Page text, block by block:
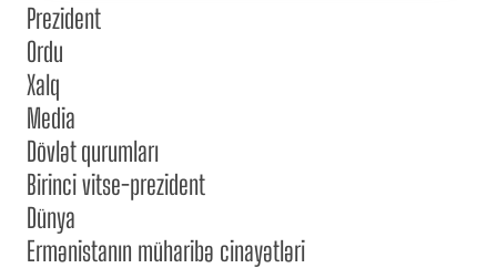
Prezident
Ordu
Xalq
Media
Dövlət qurumları
Birinci vitse-prezident
Dünya
Ermənistanın müharibə cinayətləri